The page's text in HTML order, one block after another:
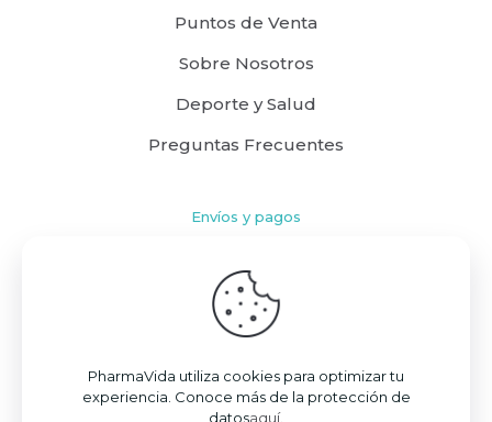
Puntos de Venta
Sobre Nosotros
Deporte y Salud
Preguntas Frecuentes
Envíos y pagos
Cómo comprar
Políticas de Envío
PharmaVida utiliza cookies para optimizar tu
experiencia. Conoce más de la protección de
datosaquí.